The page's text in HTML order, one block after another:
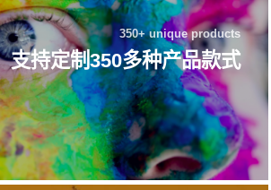
350+ unique products
支持定制350多种产品款式